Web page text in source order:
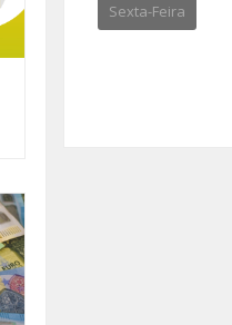
Sexta-Feira